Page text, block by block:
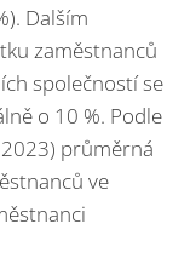
Dalším
zaměstnanců
společností se
o 10 %. Podle
průměrná
ve